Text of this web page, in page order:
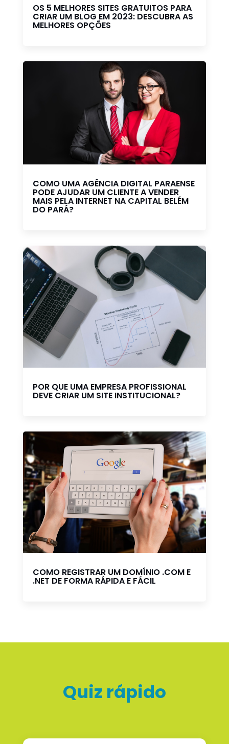
OS 5 MELHORES SITES GRATUITOS PARA
CRIAR UM BLOG EM 2023: DESCUBRA AS
MELHORES OPÇÕES
COMO UMA AGÊNCIA DIGITAL PARAENSE
PODE AJUDAR UM CLIENTE A VENDER
MAIS PELA INTERNET NA CAPITAL BELÉM
DO PARÁ?
POR QUE UMA EMPRESA PROFISSIONAL
DEVE CRIAR UM SITE INSTITUCIONAL?
COMO REGISTRAR UM DOMÍNIO .COM E
.NET DE FORMA RÁPIDA E FÁCIL
Quiz rápido